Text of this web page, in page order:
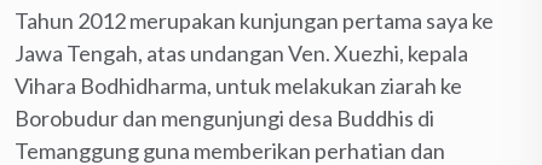
Tahun 2012 merupakan kunjungan pertama saya ke
Jawa Tengah, atas undangan Ven. Xuezhi, kepala
Vihara Bodhidharma, untuk melakukan ziarah ke
Borobudur dan mengunjungi desa Buddhis di
Temanggung guna memberikan perhatian dan